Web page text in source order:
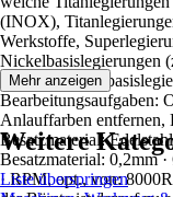
(INOX),
Werkstoffe,
Nickelbasislegierungen
Bronze,
Bearbeitungsaufgaben:
Anlauffarben entfernen,
Besatzmaterial:
Besatzmaterial: 0,2mm
· RPM, opt., von:
Mehr anzeigen
Weitere
Liste überspringen